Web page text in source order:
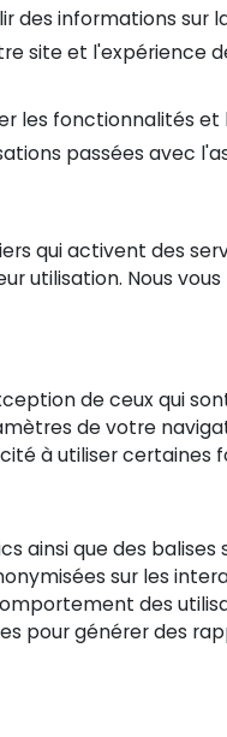
informations sur
site et l'expérience
les fonctionnalités
passées avec
qui activent des
utilisation. Nous
de ceux qui
de votre
à utiliser certaines
ainsi que des
sur les
des
pour générer des